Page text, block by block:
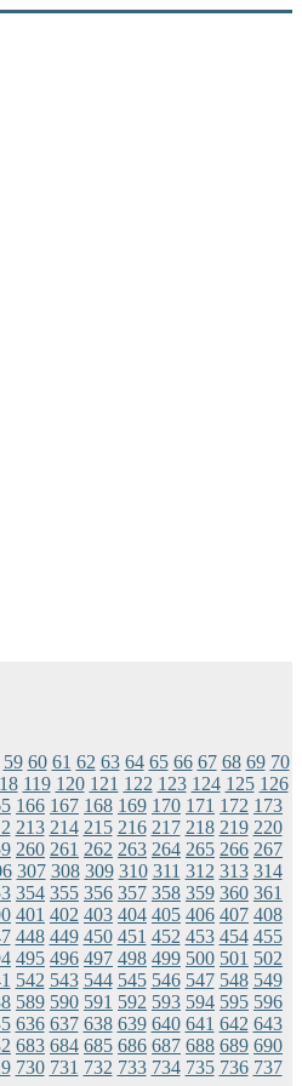
59 60 61 62 63 64 65 66 67 68 69 70
119 120 121 122 123 124 125 126
166 167 168 169 170 171 172 173
213 214 215 216 217 218 219 220
260 261 262 263 264 265 266 267
307 308 309 310 311 312 313 314
354 355 356 357 358 359 360 361
401 402 403 404 405 406 407 408
448 449 450 451 452 453 454 455
495 496 497 498 499 500 501 502
542 543 544 545 546 547 548 549
589 590 591 592 593 594 595 596
636 637 638 639 640 641 642 643
683 684 685 686 687 688 689 690
730 731 732 733 734 735 736 737